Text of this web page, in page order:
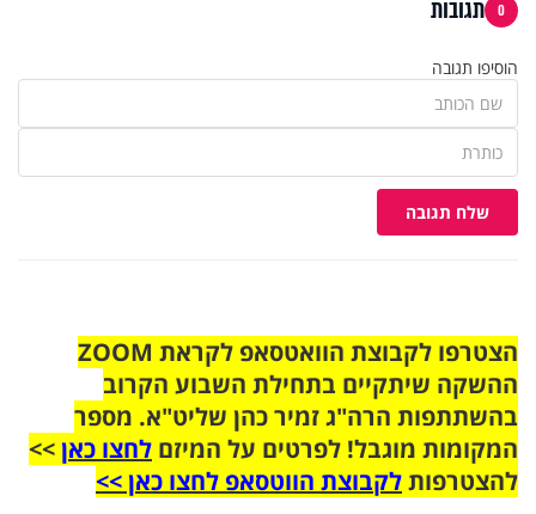
0 תגובות
הוסיפו תגובה
שלח תגובה
הצטרפו לקבוצת הוואטסאפ לקראת ZOOM
ההשקה שיתקיים בתחילת השבוע הקרוב
בהשתתפות הרה"ג זמיר כהן שליט"א. מספר
המקומות מוגבל! לפרטים על המיזם לחצו כאן>>
להצטרפותלקבוצת הווטסאפ לחצו כאן >>